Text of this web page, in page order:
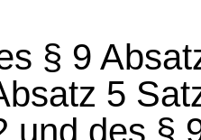
§ 9
5
und des §